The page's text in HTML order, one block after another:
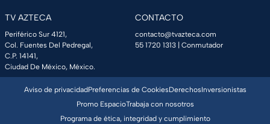
TV AZTECA
Periférico Sur 4121,
Col. Fuentes Del Pedregal,
C.P. 14141,
Ciudad De México, México.
CONTACTO
contacto@tvazteca.com
55 1720 1313 | Conmutador
Aviso de privacidadPreferencias de CookiesDerechosInversionistas
Promo EspacioTrabaja con nosotros
Programa de ética, integridad y cumplimiento